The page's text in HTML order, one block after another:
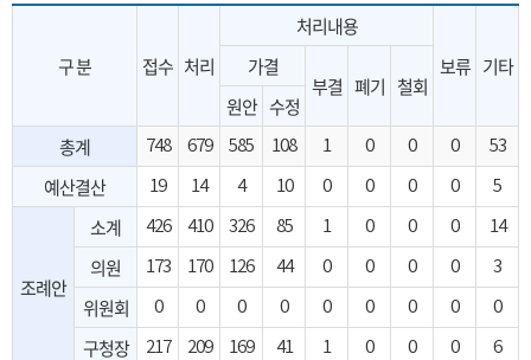
구 분 접수 처리
처리내용
보류 기타
가결
부결 폐기 철회
원안 수정
총계
748 679 585 108 1 0 0 0 53
예산결산 19 14 4 10 0 0 0 0 5
조례안
소계 426 410 326 85 1 0 0 0 14
의원 173 170 126 44 0 0 0 0 3
위원회 0 0 0 0 0 0 0 0 0
구청장 217 209 169 41 1 0 0 0 6